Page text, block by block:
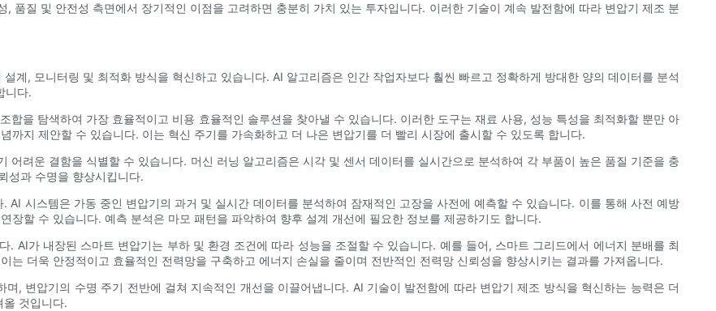
품질 및 안전성 측면에서 장기적인 이점을 고려하면 충분히 가치 있는 투자입니다. 이러한 기술이 계속 발전함에 따라 변압기 제조 분
계, 모니터링 및 최적화 방식을 혁신하고 있습니다. AI 알고리즘은 인간 작업자보다 훨씬 빠르고 정확하게 방대한 양의 데이터를 분석
니다.
합을 탐색하여 가장 효율적이고 비용 효율적인 솔루션을 찾아낼 수 있습니다. 이러한 도구는 재료 사용, 성능 특성을 최적화할 뿐만 아
까지 제안할 수 있습니다. 이는 혁신 주기를 가속화하고 더 나은 변압기를 더 빨리 시장에 출시할 수 있도록 합니다.
어려운 결함을 식별할 수 있습니다. 머신 러닝 알고리즘은 시각 및 센서 데이터를 실시간으로 분석하여 각 부품이 높은 품질 기준을 충
성과 수명을 향상시킵니다.
AI 시스템은 가동 중인 변압기의 과거 및 실시간 데이터를 분석하여 잠재적인 고장을 사전에 예측할 수 있습니다. 이를 통해 사전 예방
장할 수 있습니다. 예측 분석은 마모 패턴을 파악하여 향후 설계 개선에 필요한 정보를 제공하기도 합니다.
. AI가 내장된 스마트 변압기는 부하 및 환경 조건에 따라 성능을 조절할 수 있습니다. 예를 들어, 스마트 그리드에서 에너지 분배를 최
는 더욱 안정적이고 효율적인 전력망을 구축하고 에너지 손실을 줄이며 전반적인 전력망 신뢰성을 향상시키는 결과를 가져옵니다.
, 변압기의 수명 주기 전반에 걸쳐 지속적인 개선을 이끌어냅니다. AI 기술이 발전함에 따라 변압기 제조 방식을 혁신하는 능력은 더
것입니다.